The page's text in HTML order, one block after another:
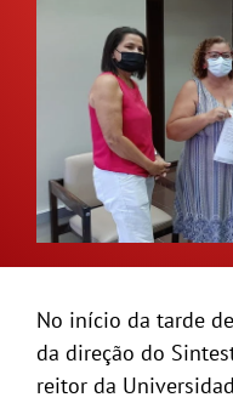
No início da tarde
da direção do
reitor da